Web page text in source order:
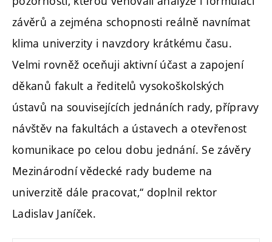
závěrů a zejména schopnosti reálně navnímat
klima univerzity i navzdory krátkému času.
Velmi rovněž oceňuji aktivní účast a zapojení
děkanů fakult a ředitelů vysokoškolských
ústavů na souvisejících jednáních rady, přípravy
návštěv na fakultách a ústavech a otevřenost
komunikace po celou dobu jednání. Se závěry
Mezinárodní vědecké rady budeme na
univerzitě dále pracovat,“ doplnil rektor
Ladislav Janíček.